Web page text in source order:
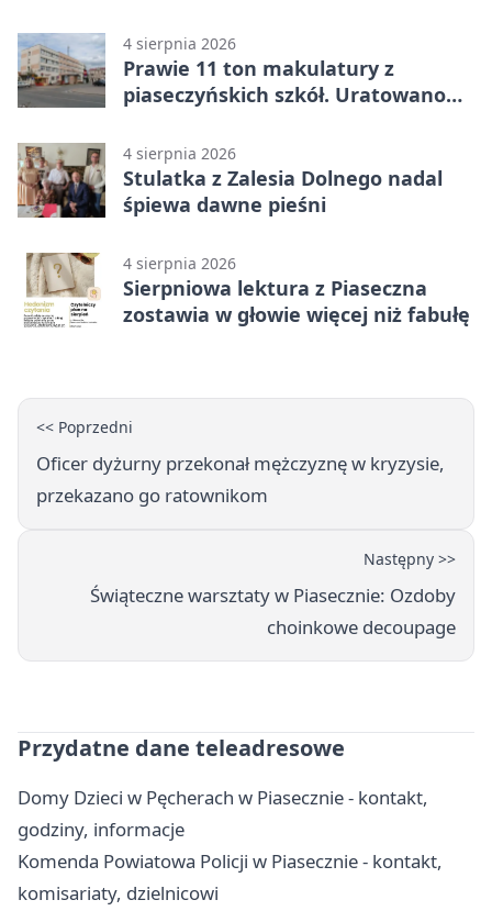
4 sierpnia 2026
Prawie 11 ton makulatury z
piaseczyńskich szkół. Uratowano
4 sierpnia 2026
Stulatka z Zalesia Dolnego nadal
śpiewa dawne pieśni
4 sierpnia 2026
Sierpniowa lektura z Piaseczna
zostawia w głowie więcej niż fabułę
<< Poprzedni
Oficer dyżurny przekonał mężczyznę w kryzysie,
przekazano go ratownikom
Następny >>
Świąteczne warsztaty w Piasecznie: Ozdoby
choinkowe decoupage
Przydatne dane teleadresowe
Domy Dzieci w Pęcherach w Piasecznie - kontakt,
godziny, informacje
Komenda Powiatowa Policji w Piasecznie - kontakt,
komisariaty, dzielnicowi